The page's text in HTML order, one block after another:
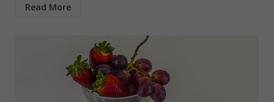
Read More